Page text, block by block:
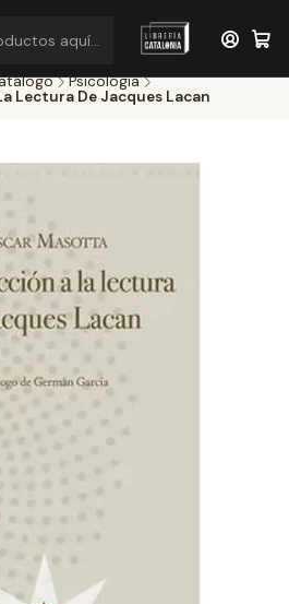
a $1.000 en RM por compras sobre
Psicologia
Lectura De Jacques Lacan